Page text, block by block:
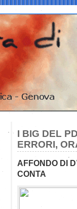
I BIG DEL
ERRORI,
AFFONDO DI
CONTA